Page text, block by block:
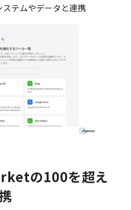
テムやデータと連携
の100を超え